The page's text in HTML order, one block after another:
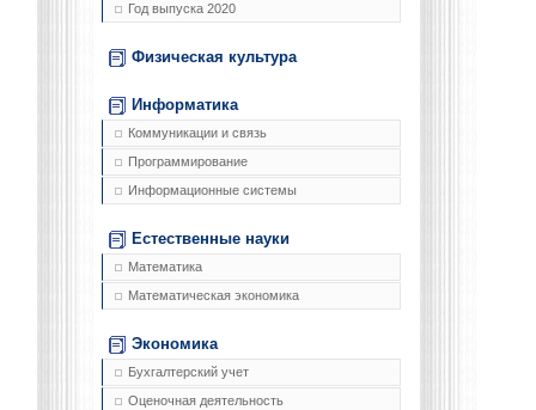
Год выпуска 2020
Физическая культура
Информатика
Коммуникации и связь
Программирование
Информационные системы
Естественные науки
Математика
Математическая экономика
Экономика
Бухгалтерский учет
Оценочная деятельность